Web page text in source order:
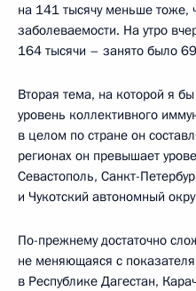
на 141 тысячу меньше тоже,
заболеваемости. На утро
164 тысячи – занято было
Вторая тема, на которой я
уровень коллективного
в целом по стране он
регионах он превышает
Севастополь, Санкт-
и Чукотский автономный
По-прежнему достаточно
не меняющаяся с
в Республике Дагестан,